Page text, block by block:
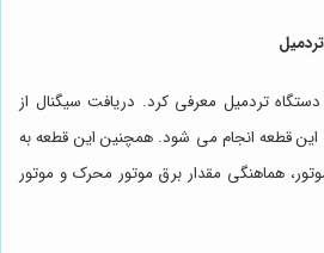
دستگاه تردمیل معرفی کرد. دریافت سیگنال از
این قطعه انجام می شود. همچنین این قطعه به
هماهنگی مقدار برق موتور محرک و موتور